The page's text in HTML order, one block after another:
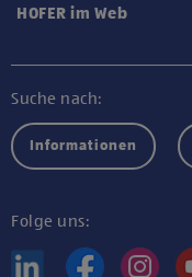
HOFER im Web
Suche nach:
Informationen
Folge uns: